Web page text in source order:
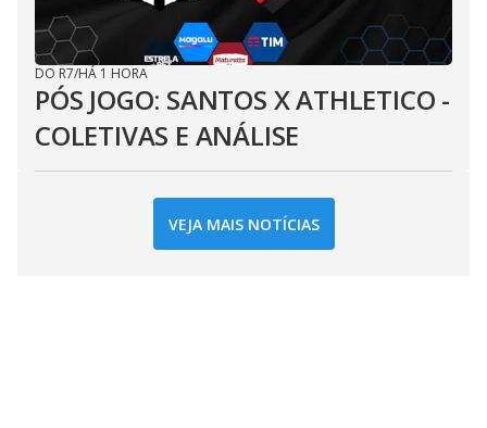
DO R7/HÁ 1 HORA
PÓS JOGO: SANTOS X ATHLETICO -
COLETIVAS E ANÁLISE
VEJA MAIS NOTÍCIAS